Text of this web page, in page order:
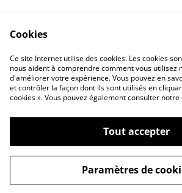
Contact Us
Privacy Policy
©2026Marie Charlotte Jeanjean
Cookies
Ce site Internet utilise des cookies. Les cookies
nous aident à comprendre comment vous utilisez
d'améliorer votre expérience. Vous pouvez en
et contrôler la façon dont ils sont utilisés en
cookies ». Vous pouvez également consulter notre
Tout accepter
Paramètres de